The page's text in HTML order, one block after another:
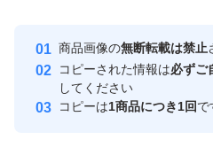
ご使用する上では問題ござい
安心取引出品者
取引実績
商品画像の無断転載は禁止
コピーされた情報は必ずご
してください
コピーは1商品につき1回で